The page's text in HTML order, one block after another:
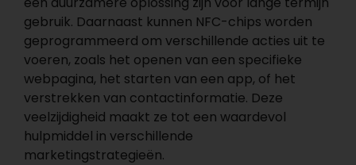
gebruik. Daarnaast kunnen NFC-chips worden
geprogrammeerd om verschillende acties uit te
voeren, zoals het openen van een specifieke
webpagina, het starten van een app, of het
verstrekken van contactinformatie. Deze
veelzijdigheid maakt ze tot een waardevol
hulpmiddel in verschillende
marketingstrategieën.